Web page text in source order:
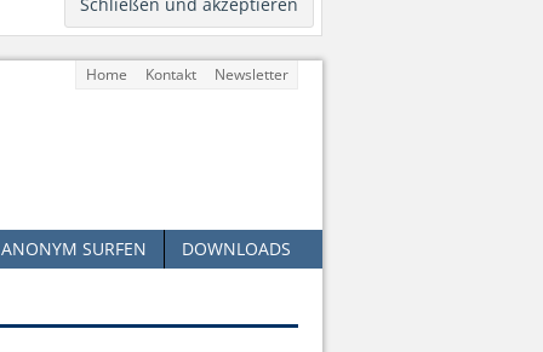
Home Kontakt Newsletter
ANONYM SURFEN DOWNLOADS